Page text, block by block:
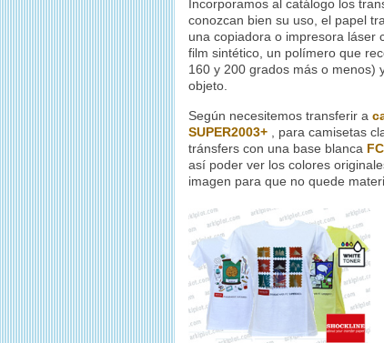
Incorporamos al catálogo los
conozcan bien su uso, el papel
una copiadora o impresora láser
film sintético, un polímero que
160 y 200 grados más o menos)
objeto.
Según necesitemos transferir a
SUPER2003+ , para camisetas
tránsfers con una base blanca
así poder ver los colores
imagen para que no quede